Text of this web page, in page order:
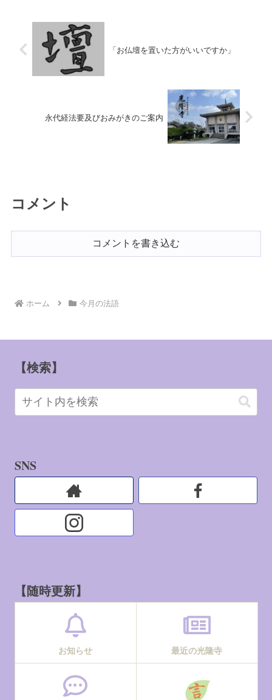
「お仏壇を置いた方がいいですか」
永代経法要及びおみがきのご案内
コメント
コメントを書き込む
ホーム 今月の法語
【検索】
SNS
【随時更新】
お知らせ 最近の光隆寺